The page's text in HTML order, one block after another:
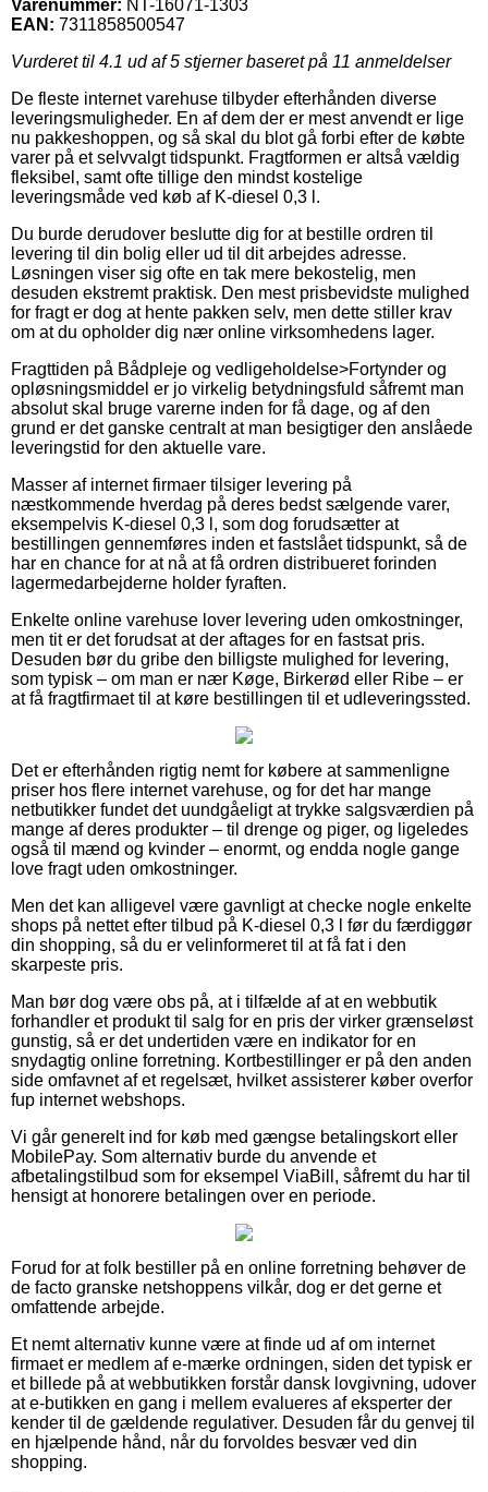
Varenummer: NT-16071-1303
EAN: 7311858500547
Vurderet til 4.1 ud af 5 stjerner baseret på 11 anmeldelser
De fleste internet varehuse tilbyder efterhånden diverse
leveringsmuligheder. En af dem der er mest anvendt er lige
nu pakkeshoppen, og så skal du blot gå forbi efter de købte
varer på et selvvalgt tidspunkt. Fragtformen er altså vældig
fleksibel, samt ofte tillige den mindst kostelige
leveringsmåde ved køb af K-diesel 0,3 l.
Du burde derudover beslutte dig for at bestille ordren til
levering til din bolig eller ud til dit arbejdes adresse.
Løsningen viser sig ofte en tak mere bekostelig, men
desuden ekstremt praktisk. Den mest prisbevidste mulighed
for fragt er dog at hente pakken selv, men dette stiller krav
om at du opholder dig nær online virksomhedens lager.
Fragttiden på Bådpleje og vedligeholdelse>Fortynder og
opløsningsmiddel er jo virkelig betydningsfuld såfremt man
absolut skal bruge varerne inden for få dage, og af den
grund er det ganske centralt at man besigtiger den anslåede
leveringstid for den aktuelle vare.
Masser af internet firmaer tilsiger levering på
næstkommende hverdag på deres bedst sælgende varer,
eksempelvis K-diesel 0,3 l, som dog forudsætter at
bestillingen gennemføres inden et fastslået tidspunkt, så de
har en chance for at nå at få ordren distribueret forinden
lagermedarbejderne holder fyraften.
Enkelte online varehuse lover levering uden omkostninger,
men tit er det forudsat at der aftages for en fastsat pris.
Desuden bør du gribe den billigste mulighed for levering,
som typisk – om man er nær Køge, Birkerød eller Ribe – er
at få fragtfirmaet til at køre bestillingen til et udleveringssted.
Det er efterhånden rigtig nemt for købere at sammenligne
priser hos flere internet varehuse, og for det har mange
netbutikker fundet det uundgåeligt at trykke salgsværdien på
mange af deres produkter – til drenge og piger, og ligeledes
også til mænd og kvinder – enormt, og endda nogle gange
love fragt uden omkostninger.
Men det kan alligevel være gavnligt at checke nogle enkelte
shops på nettet efter tilbud på K-diesel 0,3 l før du færdiggør
din shopping, så du er velinformeret til at få fat i den
skarpeste pris.
Man bør dog være obs på, at i tilfælde af at en webbutik
forhandler et produkt til salg for en pris der virker grænseløst
gunstig, så er det undertiden være en indikator for en
snydagtig online forretning. Kortbestillinger er på den anden
side omfavnet af et regelsæt, hvilket assisterer køber overfor
fup internet webshops.
Vi går generelt ind for køb med gængse betalingskort eller
MobilePay. Som alternativ burde du anvende et
afbetalingstilbud som for eksempel ViaBill, såfremt du har til
hensigt at honorere betalingen over en periode.
Forud for at folk bestiller på en online forretning behøver de
de facto granske netshoppens vilkår, dog er det gerne et
omfattende arbejde.
Et nemt alternativ kunne være at finde ud af om internet
firmaet er medlem af e-mærke ordningen, siden det typisk er
et billede på at webbutikken forstår dansk lovgivning, udover
at e-butikken en gang i mellem evalueres af eksperter der
kender til de gældende regulativer. Desuden får du genvej til
en hjælpende hånd, når du forvoldes besvær ved din
shopping.